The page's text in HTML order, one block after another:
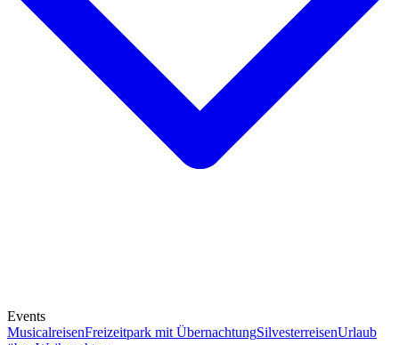
Events
MusicalreisenFreizeitpark mit ÜbernachtungSilvesterreisenUrlaub